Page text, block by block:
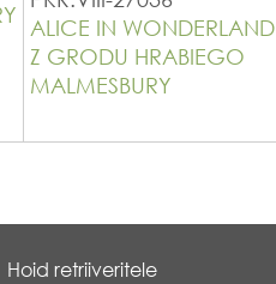
ALICE IN WONDERLAND
Z GRODU HRABIEGO
MALMESBURY
Hoid retriiveritele